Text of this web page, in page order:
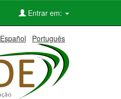
Entrar em:
Español Português